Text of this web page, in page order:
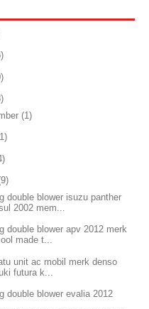
(1)
double blower isuzu panther
2002 mem...
double blower apv 2012 merk
made t...
unit ac mobil merk denso
futura k...
double blower evalia 2012